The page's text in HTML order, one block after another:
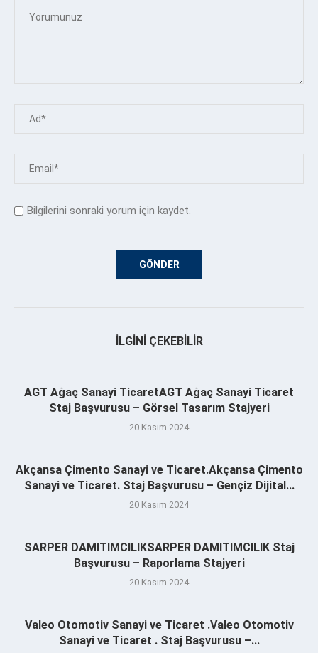
Bilgilerini sonraki yorum için kaydet.
İLGINI ÇEKEBILIR
AGT Ağaç Sanayi TicaretAGT Ağaç Sanayi Ticaret
Staj Başvurusu – Görsel Tasarım Stajyeri
20 Kasım 2024
Akçansa Çimento Sanayi ve Ticaret.Akçansa Çimento
Sanayi ve Ticaret. Staj Başvurusu – Gençiz Dijital...
20 Kasım 2024
SARPER DAMITIMCILIKSARPER DAMITIMCILIK Staj
Başvurusu – Raporlama Stajyeri
20 Kasım 2024
Valeo Otomotiv Sanayi ve Ticaret .Valeo Otomotiv
Sanayi ve Ticaret . Staj Başvurusu –...